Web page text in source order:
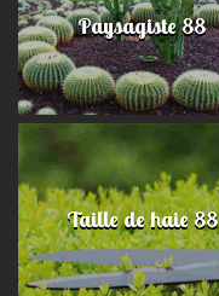
Paysagiste 88
Taille de haie 88